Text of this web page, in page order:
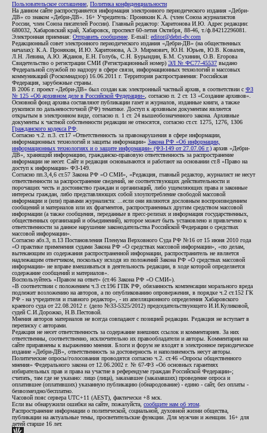
Пользовательское соглашение Политика конфиденциальности
На данном сайте распространяется информация электронного периодического издания «Дебри-
ДВ» со знаком «Дебри-ДВ». 16+ Учредитель: Пронякин К.А. (член Союза журналистов
России, член Союза писателей России). Главный редактор: Харитонова И.Ю. Адрес редакции:
680032, Хабаровский край, Хабаровск, проспект 60-летия Октября, 88-46, т./ф.84212296081.
Электронная приемная: Отправить сообщение . E-mail: editor@debri-dv.com
Редакционный совет электронного периодического издания «Дебри-ДВ» (на общественных
началах): К.А. Пронякин, И.Ю. Харитонова, А.Э. Мирмович, Ю.Н. Юрьев, Ю.В. Ковалев,
Л.Н. Левина, А.Ю. Жданов, Е.Н. Голубь, С.Н. Бурындин, Б.М. Сухинин, О.В. Егорова
Свидетельство о регистрации СМИ (Регистрационный номер) ЭЛ № ФС77-45537 выдано
Федеральной службой по надзору в сфере связи, информационных технологий и массовых
коммуникаций (Роскомнадзор) 16.06.2011 г. Территория распространения: Российская
Федерация, зарубежные страны.
В 2006 г. проект «Дебри-ДВ» был создан как электронный частный архив, в соответствии с ФЗ
№ 125 «Об архивном деле в Российской Федерации» , согласно п. 2 ст. 13 «Создание архивов».
Основной фонд архива составляют публикации газет и журналов, изданные книги, а также
рукописи по дальневосточной (РФ) тематике. Доступ к архивным документам является
открытым в электронном виде, согласно п. 1 ст. 24 вышеобозначенного закона. Архивные
документы к частной собственности редакции не относятся, согласно ст.ст. 1275, 1276, 1306
Гражданского кодекса РФ
Согласно ч.2. п.3. ст.17 «Ответственность за правонарушения в сфере информации,
информационных технологий и защиты информации» Закона РФ «Об информации,
информационных технологиях и о защите информации» (ФЗ-149 от 27.07.06 г.) архив «Дебри-
ДВ», хранящий информацию, гражданско-правовую ответственность за распространение
информации не несет. Сайт и редакция основываются и работают на основании ст.8 «Право на
доступ к информации» ФЗ-149.
Согласно пп.3,4,6 ст.57 Закона РФ «О СМИ», «Редакция, главный редактор, журналист не несут
ответственности за распространение сведений, не соответствующих действительности и
порочащих честь и достоинство граждан и организаций, либо ущемляющих права и законные
интересы граждан, либо представляющих собой злоупотребление свободой массовой
информации и (или) правами журналиста: ...если они являются дословным воспроизведением
сообщений и материалов или их фрагментов, распространенных другим средством массовой
информации (а также сообщения, переданные в пресс-релизах и информация государственных,
общественных организаций и объединений), которое может быть установлено и привлечено к
ответственности за данное нарушение законодательства Российской Федерации о средствах
массовой информации».
Согласно абз.3, п.13 Постановления Пленума Верховного Суда РФ №16 от 15 июня 2010 года
«О практике применения судами Закона РФ «О средствах массовой информации», «по делам,
вытекающим из содержания распространенной информации, распространитель не является
надлежащим ответчиком, поскольку исходя из положений Закона РФ «О средствах массовой
информации» не вправе вмешиваться в деятельность редакции, в ходе которой определяется
содержание сообщений и материалов».
Воспользуйтесь «Правом на ответ» (ст.46 Закона РФ «О СМИ»).
«В соответствии с положением ч.3 ст.196 ГПК РФ, обязанность компенсации морального вреда
подлежит возложению на авторов, а по опубликованию опровержения, в порядке ч.2 ст.152 ГК
РФ - на учредителя и главного редактор», - из апелляционного определения Хабаровского
краевого суда от 22.08.2012 г. (дело №33-5325/2012) председательствующего И.И.Куликовой,
судей С.И.Дорожко, Н.В.Пестовой.
Мнения авторов материалов не всегда совпадают с позицией редакции. Редакция не вступает в
переписку с авторами.
Редакция не несет ответственность за содержание внешних ссылок и комментариев. За них
ответственны, соответственно, исключительно их правообладатели и авторы. Комментарии на
сайте приравнены к выражению мнения. Блоги и форум не входят в электронное периодическое
издание «Дебри-ДВ», ответственность за достоверность и наполняемость несут авторы.
Политические опросы/голосования проводятся согласно ч.2. ст.46 «Опросы общественного
мнения» Федерального закона от 12.06.2002 г. № 67-ФЗ «Об основных гарантиях
избирательных прав и права на участие в референдуме граждан Российской Федерации»;
считать, там где не указано: лицо (лица), заказавшее (заказавших) проведение опроса и
оплатившее (оплативших) указанную публикацию (обнародование) - едино - сайт, без оплаты -
безвозмездно/бесплатно.
Часовой пояс сервера UTC+11 (AEST), фактически +8 мск.
Если вы обнаружили ошибки на сайте, пожалуйста, сообщите нам об этом
Распространение информации о политической, социальной, духовной жизни общества,
публикации на актуальные темы, просветительские функции. Для мужчин и женщин. 16+ для
детей старше 16 лет.